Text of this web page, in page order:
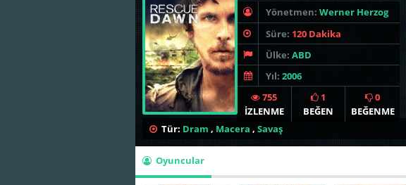
Yönetmen: Werner Herzog
Süre: 120 Dakika
Ülke: ABD
Yıl: 2006
755
İZLENME
1
BEĞEN
0
BEĞENME
Tür: Dram , Macera , Savaş
Oyuncular